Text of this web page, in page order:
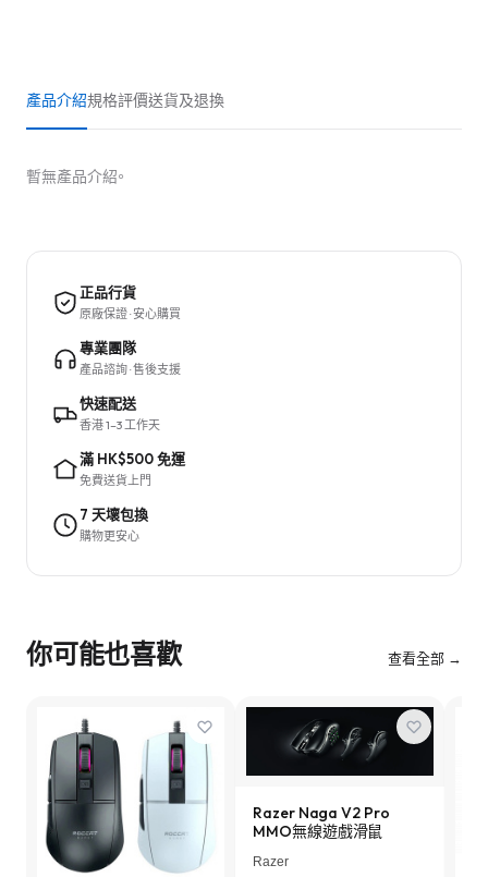
產品介紹規格評價送貨及退換
暫無產品介紹。
正品行貨
原廠保證 · 安心購買
專業團隊
產品諮詢 · 售後支援
快速配送
香港 1–3 工作天
滿 HK$500 免運
免費送貨上門
7 天壞包換
購物更安心
你可能也喜歡 查看全部 →
Razer Naga V2 Pro
MMO無線遊戲滑鼠
Razer